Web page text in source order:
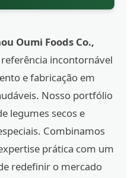
Oumi Foods Co.,
incontornável
e fabricação em
Nosso portfólio
legumes secos e
Combinamos
prática com um
redefinir o mercado